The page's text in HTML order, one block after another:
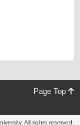
Page Top
All rights reserved.